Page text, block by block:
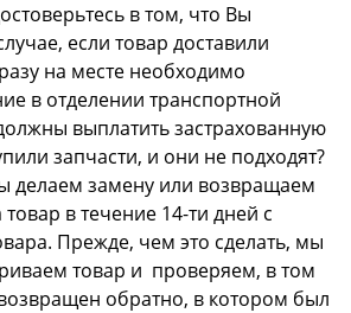
в том, что Вы
если товар доставили
на месте необходимо
в отделении транспортной
выплатить застрахованную
запчасти, и они не подходят?
делаем замену или возвращаем
в течение 14-ти дней с
Прежде, чем это сделать, мы
товар и проверяем, в том
обратно, в котором был